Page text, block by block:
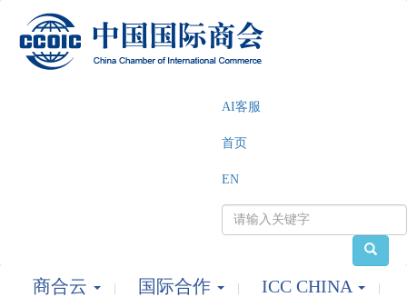
AI客服
首页
EN
商合云 国际合作
ICC CHINA